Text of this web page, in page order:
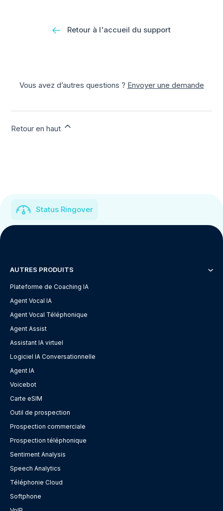
Retour à l'accueil du support
Vous avez d’autres questions ? Envoyer une demande
Retour en haut
Status Ringover
AUTRES PRODUITS
Plateforme de Coaching IA
Agent Vocal IA
Agent Vocal Téléphonique
Agent Assist
Assistant IA virtuel
Logiciel IA Conversationnelle
Agent IA
Voicebot
Carte eSIM
Outil de prospection
Prospection commerciale
Prospection téléphonique
Sentiment Analysis
Speech Analytics
Téléphonie Cloud
Softphone